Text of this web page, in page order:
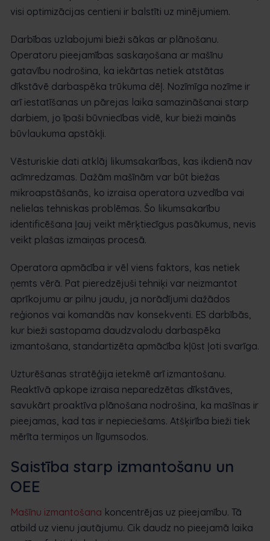
visi optimizācijas centieni ir balstīti uz minējumiem.
Darbības uzlabojumi bieži sākas ar plānošanu.
Operatoru pieejamības saskaņošana ar mašīnu
gatavību nodrošina, ka iekārtas netiek atstātas
dīkstāvē darbaspēka trūkuma dēļ. Nozīmīga nozīme ir
arī iestatīšanas un pārejas laika samazināšanai starp
darbiem, jo īpaši būvniecības vidē, kur bieži mainās
būvlaukuma apstākļi.
Vēsturiskie dati atklāj likumsakarības, kas ikdienā nav
acīmredzamas. Dažām mašīnām var būt biežas
mikroapstāšanās, ko izraisa operatora uzvedība vai
nelielas tehniskas problēmas. Šo likumsakarību
identificēšana ļauj veikt mērķtiecīgus pasākumus, nevis
veikt plašas izmaiņas procesā.
Operatora apmācība ir vēl viens faktors, kas netiek
ņemts vērā. Pat pieredzējuši tehniķi var neizmantot
aprīkojumu ar pilnu jaudu, ja norādījumi dažādos
reģionos vai komandās nav konsekventi. ES darbībās,
kur bieži sastopama daudzvalodu darbaspēka
izmantošana, standartizēta apmācība kļūst ļoti svarīga.
Uzturēšanas stratēģija ietekmē arī izmantošanu.
Reaktīvā apkope izraisa neparedzētas dīkstāves,
savukārt proaktīva plānošana nodrošina, ka mašīnas ir
pieejamas, kad tas ir nepieciešams. Atšķirība bieži tiek
mērīta termiņos un līgumsodos.
Saistība starp izmantošanu un
OEE
Mašīnu izmantošana koncentrējas uz pieejamību. Tā
atbild uz vienu jautājumu. Cik daudz no pieejamā laika